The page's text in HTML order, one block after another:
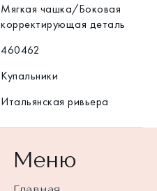
Мягкая чашка/Боковая
корректирующая деталь
460462
Купальники
Итальянская ривьера
Меню